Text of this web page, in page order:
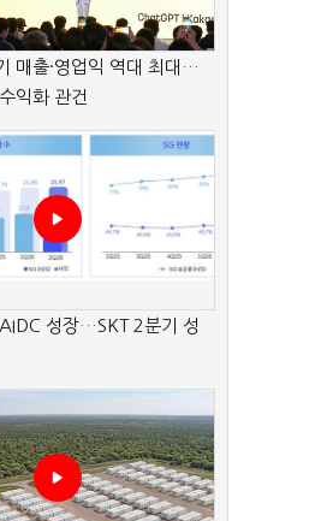
매출·영업익 역대 최대…
익화 관건
성장…SKT 2분기 성